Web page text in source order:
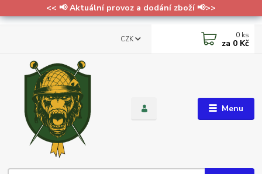
<< 📢 Aktuální provoz a dodání zboží 📢>>
Menu
CZK 0 ks
za 0 Kč